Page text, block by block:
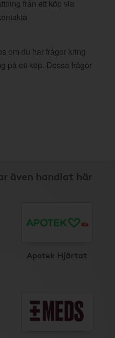
från ett köp via
om du har frågor kring
på ett köp. Dessa frågor
även handlat här
Apotek Hjärtat